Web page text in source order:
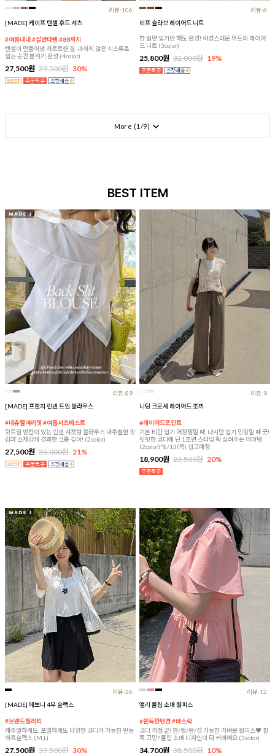
리뷰:106
[MADE] 케이프 텐셀 후드 셔츠
#여름내내 #살안타템 #88까지
텐셀이 만들어낸 차르르한 결, 과하지 않은 시스루로
입는 순간 분위기 완성 (4color)
27,500원 39,500원 30%
리뷰:6
리프 슬라브 레이어드 니트
한 벌만 입기만 해도 완성! 여성스러운 무드의 레이어
드 니트 (3color)
25,800원 32,000원 19%
More (1 /9)
BEST ITEM
리뷰:89
[MADE] 프렌치 린넨 트임 블라우스
#네츄럴여리핏 #여름셔츠베스트
뒷트임 반전이 있는 린넨 셔켓형 블라우스 내추럴한 핏
감과 소재감에 경쾌한 크롭 길이! (2color)
27,500원 35,000원 21%
리뷰:9
니팅 크로셰 레이어드 조끼
#레이어드포인트
기본 티만 입기 어정쩡할 때, 나시만 입기 민망할 때 굿!
밋밋한 코디에 단 1초면 스타일 확 살려주는 아이템
(2color)*8/13(목) 입고예정
18,900원 23,500원 20%
리뷰:26
[MADE] 에보니 4부 슬랙스
#브랜드퀄리티
캐주얼하게도, 포멀하게도 다양한 코디가 가능한 만능
하프슬랙스 (M,L)
27,500원 39,500원 30%
리뷰:12
앨리 튤립 소매 원피스
#쫀득한텐션 #바스락
코디 걱정 끝! 한/벌/완/성 가능한 가벼운 원피스♥ 팔
뚝 고민? 튤립 소매 디자인이 다 커버해요 (3color)
34,700원 38,500원 10%